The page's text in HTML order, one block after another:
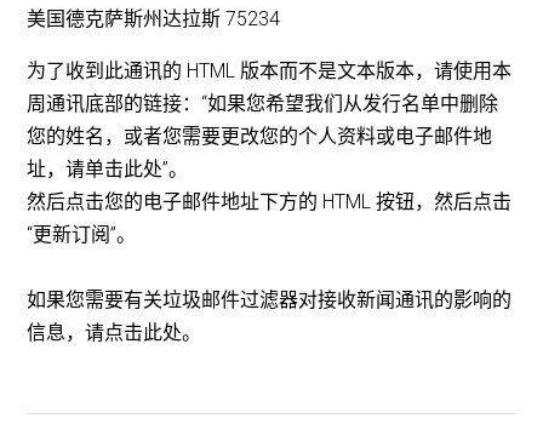
美国德克萨斯州达拉斯 75234
为了收到此通讯的 HTML 版本而不是文本版本，请使用本
周通讯底部的链接：“如果您希望我们从发行名单中删除
您的姓名，或者您需要更改您的个人资料或电子邮件地
址，请单击此处”。
然后点击您的电子邮件地址下方的 HTML 按钮，然后点击
“更新订阅”。
如果您需要有关垃圾邮件过滤器对接收新闻通讯的影响的
信息，请点击此处。